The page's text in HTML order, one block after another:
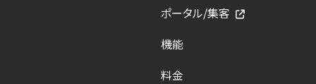
ポータル/集客
機能
料金